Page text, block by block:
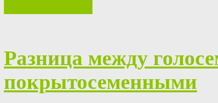
Разница между
покрытосеменными